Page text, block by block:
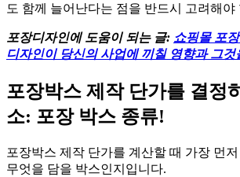
도 함께 늘어난다는 점을 반드시 고려해야
포장디자인에 도움이 되는 글: 쇼핑몰 포
디자인이 당신의 사업에 끼칠 영향과 그것
포장박스 제작 단가를 결정
소: 포장 박스 종류!
포장박스 제작 단가를 계산할 때 가장 먼
무엇을 담을 박스인지입니다.